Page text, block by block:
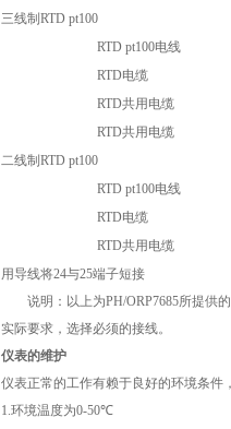
三线制 RTD pt100
RTD pt100电线
RTD电缆
RTD共用电缆
RTD共用电缆
二线制 RTD pt100
RTD pt100电线
RTD电缆
RTD共用电缆
用导线将24与25端子短接
说明：以上为PH/ORP7685所提供
实际要求，选择必须的接线。
仪表的维护
仪表正常的工作有赖于良好的环境条件
1.环境温度为0-50℃